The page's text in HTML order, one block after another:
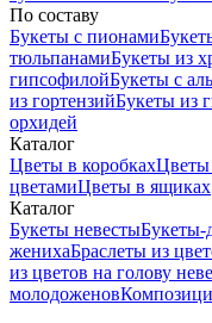
По составу
Букеты с пионами
тюльпанамиБукеты из
гипсофилойБукеты с
из гортензийБукеты из
орхидей
Каталог
Цветы в коробкахЦветы
цветамиЦветы в ящиках
Каталог
Букеты невестыБукеты-
женихаБраслеты из
из цветов на голову
молодоженов